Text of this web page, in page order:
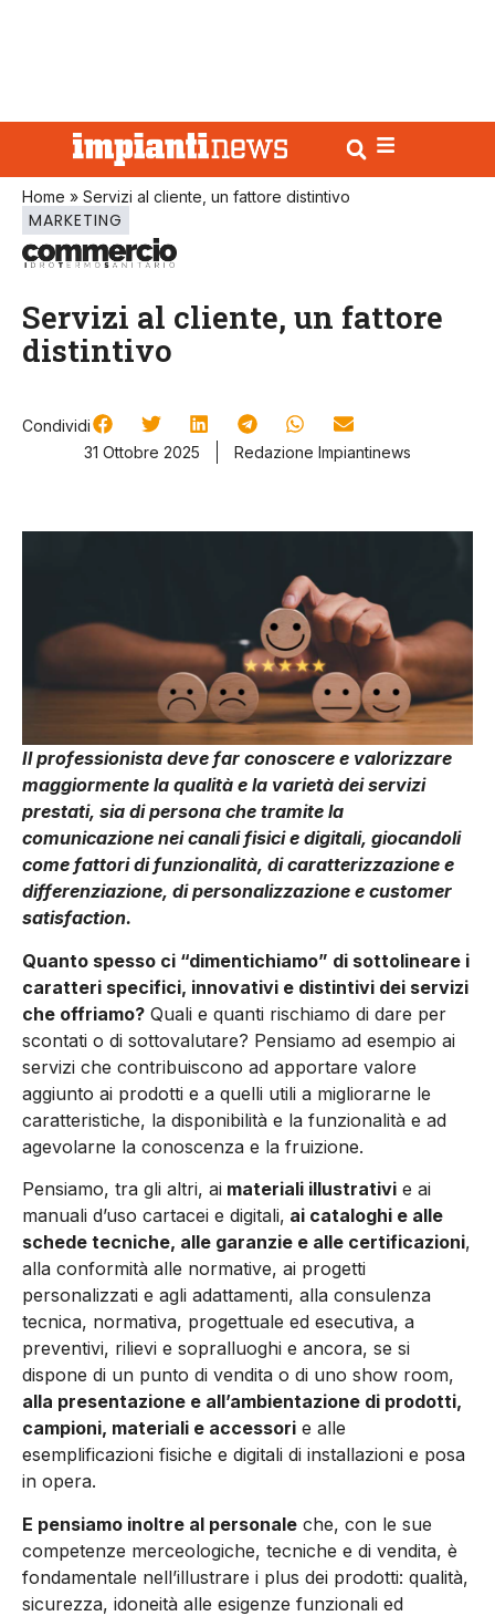
Home » Servizi al cliente, un fattore distintivo
MARKETING
Servizi al cliente, un fattore
distintivo
Condividi
31 Ottobre 2025
Redazione Impiantinews
Il professionista deve far conoscere e valorizzare
maggiormente la qualità e la varietà dei servizi
prestati, sia di persona che tramite la
comunicazione nei canali fisici e digitali, giocandoli
come fattori di funzionalità, di caratterizzazione e
differenziazione, di personalizzazione e customer
satisfaction.
Quanto spesso ci “dimentichiamo” di sottolineare i
caratteri specifici, innovativi e distintivi dei servizi
che offriamo? Quali e quanti rischiamo di dare per
scontati o di sottovalutare? Pensiamo ad esempio ai
servizi che contribuiscono ad apportare valore
aggiunto ai prodotti e a quelli utili a migliorarne le
caratteristiche, la disponibilità e la funzionalità e ad
agevolarne la conoscenza e la fruizione.
Pensiamo, tra gli altri, ai materiali illustrativi e ai
manuali d’uso cartacei e digitali, ai cataloghi e alle
schede tecniche, alle garanzie e alle certificazioni,
alla conformità alle normative, ai progetti
personalizzati e agli adattamenti, alla consulenza
tecnica, normativa, progettuale ed esecutiva, a
preventivi, rilievi e sopralluoghi e ancora, se si
dispone di un punto di vendita o di uno show room,
alla presentazione e all’ambientazione di prodotti,
campioni, materiali e accessori e alle
esemplificazioni fisiche e digitali di installazioni e posa
in opera.
E pensiamo inoltre al personale che, con le sue
competenze merceologiche, tecniche e di vendita, è
fondamentale nell’illustrare i plus dei prodotti: qualità,
sicurezza, idoneità alle esigenze funzionali ed